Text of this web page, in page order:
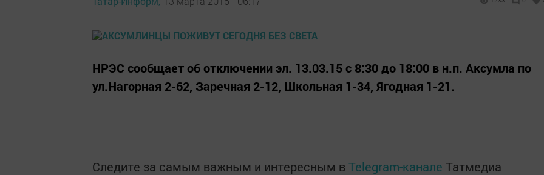
НРЭС сообщает об отключении эл. 13.03.15 с 8:30 до 18:00 в н.п. Аксумла по
ул.Нагорная 2-62, Заречная 2-12, Школьная 1-34, Ягодная 1-21.
Следите за самым важным и интересным в Telegram-канале Татмедиа